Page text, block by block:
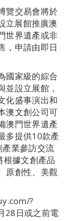
覽交易會將於
立展館推廣澳
世界遺產或非
，申請由即日
國家級的綜合
並設立展館，
化盛事演出和
澳文創公司可
澳門世界遺產
多提供10款產
業參訪交流
根據文創產品
原創性、美觀
?
28日或之前電